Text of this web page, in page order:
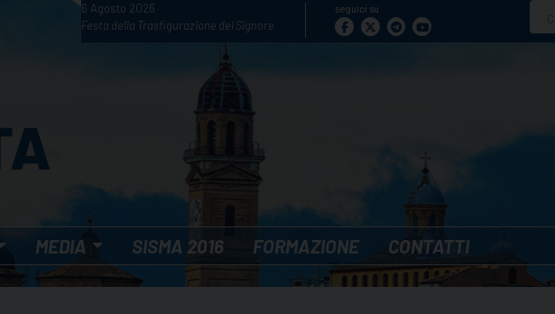
6 Agosto 2026
Festa della Trasfigurazione del Signore
seguici su
per:
MEDIA SISMA 2016 FORMAZIONE CONTATTI